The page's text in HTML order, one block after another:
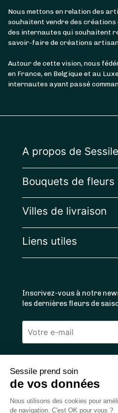
Sessile prend soin
de vos données
Nous utilisons des cookies pour
de navigation. C'est OK pour vous ?
Nous mettons en relation des
souhaitent vendre des créations
des internautes qui souhaitent
savoir-faire de créations
Autour de cette vision, nous
en France, en Belgique et au
internautes ayant passé
A propos de Sessile
Bouquets de fleurs
Villes de livraison
Liens utiles
Inscrivez-vous à notre
les dernières fleurs de
ce
champ
vide.
4.4/5 ⭐ | 120 000+
Achats 100%